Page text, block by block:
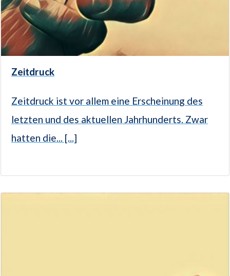
Zeitdruck
Zeitdruck ist vor allem eine Erscheinung des
letzten und des aktuellen Jahrhunderts. Zwar
hatten die... [...]